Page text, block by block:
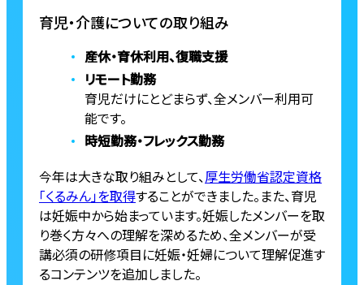
育児・介護についての取り組み
産休・育休利用、復職支援
リモート勤務
育児だけにとどまらず、全メンバー利用可
能です。
時短勤務・フレックス勤務
今年は大きな取り組みとして、厚生労働省認定資格
「くるみん」を取得することができました。また、育児
は妊娠中から始まっています。妊娠したメンバーを取
り巻く方々への理解を深めるため、全メンバーが受
講必須の研修項目に妊娠・妊婦について理解促進す
るコンテンツを追加しました。